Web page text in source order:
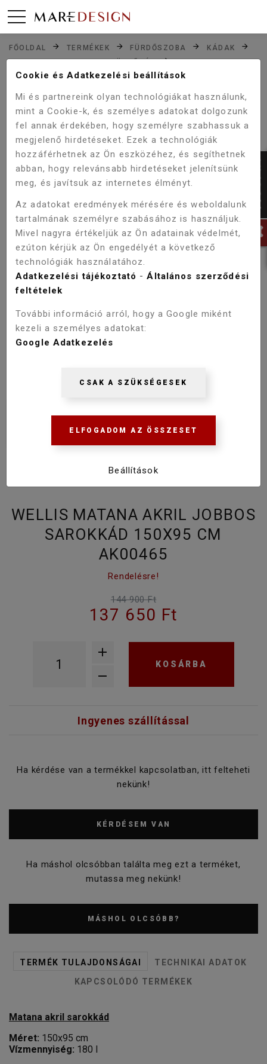
FŐOLDAL TERMÉKEK FÜRDŐSZOBA
KÁDAK
ASSZIMETRIKUS SAROK FÜRDŐKÁD
WELLIS MATANA AKRIL JOBBOS SAROKKÁD 150X95 CM
Akció! -5%
WELLIS MATANA AKRIL JOBBOS
SAROKKÁD 150X95 CM
AK00465
Rendelésre!
144 900 Ft
137 650 Ft
KOSÁRBA
Ingyenes szállítással
Ha kérdése van a termékkel kapcsolatban, itt felteheti
nekünk!
KÉRDÉSEM VAN
Ha máshol olcsóbban találta meg ezt a terméket,
mutassa meg nekünk!
MÁSHOL OLCSÓBB?
TERMÉK TULAJDONSÁGAI
TECHNIKAI ADATOK
KAPCSOLÓDÓ TERMÉKEK
Matana akril sarokkád
Méret: 150x95 cm
Vízmennyiség: 180 l
Cookie és Adatkezelési beállítások
Mi és partnereink olyan technológiákat használunk,
mint a Cookie-k, és személyes adatokat dolgozunk
fel annak érdekében, hogy személyre szabhassuk a
megjelenő hirdetéseket. Ezek a technológiák
hozzáférhetnek az Ön eszközéhez, és segíthetnek
abban, hogy relevánsabb hirdetéseket jelenítsünk
meg, és javítsuk az internetes élményt.
Az adatokat eredmények mérésére és weboldalunk
tartalmának személyre szabásához is használjuk.
Mivel nagyra értékeljük az Ön adatainak védelmét,
ezúton kérjük az Ön engedélyét a következő
technológiák használatához.
Adatkezelési tájékoztató -Általános szerződési
feltételek
További információ arról, hogy a Google miként
kezeli a személyes adatokat:
Google Adatkezelés
CSAK A SZÜKSÉGESEK
ELFOGADOM AZ ÖSSZESET
Beállítások